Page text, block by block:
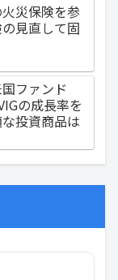
災保険を参
見直して固
ファンド
の成長率を
投資商品は